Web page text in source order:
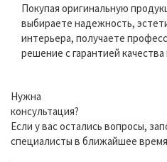
Покупая оригинальную
выбираете надежность,
интерьера, получаете
решение с гарантией
Нужна
консультация?
Если у вас остались вопросы,
специалисты в ближайшее